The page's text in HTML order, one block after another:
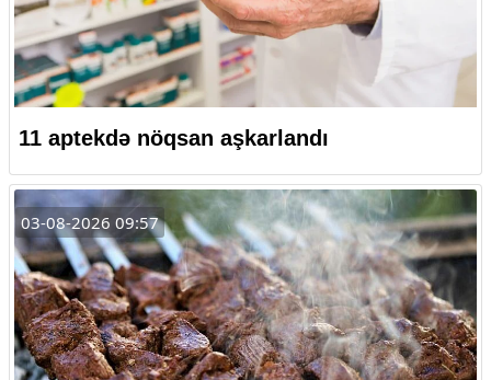
11 aptekdə nöqsan aşkarlandı
03-08-2026 09:57